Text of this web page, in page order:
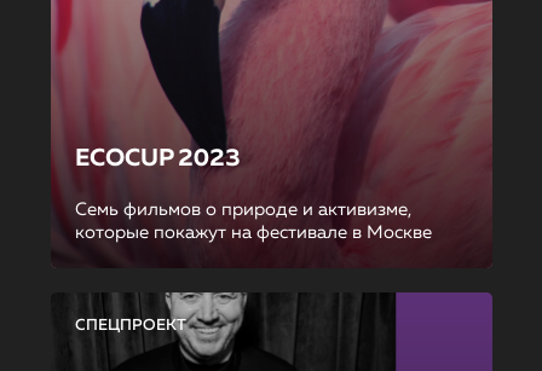
ECOCUP 2023
Семь фильмов о природе и активизме,
которые покажут на фестивале в Москве
СПЕЦПРОЕКТ